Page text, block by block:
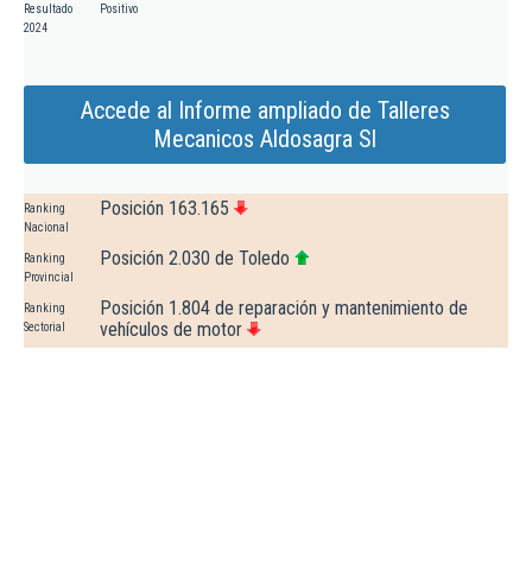
Resultado
2024
Positivo
Accede al Informe ampliado de Talleres
Mecanicos Aldosagra Sl
Ranking
Nacional
Posición 163.165
Ranking
Provincial
Posición 2.030 de Toledo
Ranking
Sectorial
Posición 1.804 de reparación y mantenimiento de
vehículos de motor